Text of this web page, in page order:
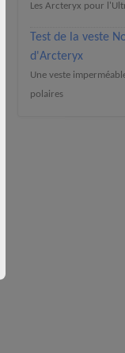
Les Arcteryx pour
Test de la veste
d'Arcteryx
Une veste
polaires